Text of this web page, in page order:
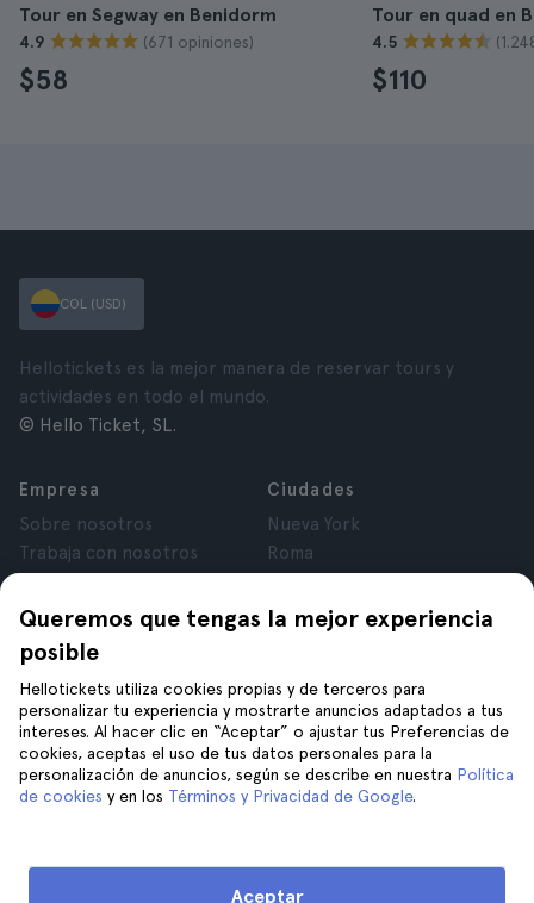
Tour en Segway en Benidorm
4.9 (671 opiniones)
$58
Tour en quad en
4.5
$110
Queremos que tengas la mejor experiencia
posible
Hellotickets utiliza cookies propias y de terceros para
personalizar tu experiencia y mostrarte anuncios adaptados a tus
intereses. Al hacer clic en “Aceptar” o ajustar tus Preferencias de
cookies, aceptas el uso de tus datos personales para la
personalización de anuncios, según se describe en nuestra Política
de cookies y en los Términos y Privacidad de Google.
Aceptar
COL (USD)
Hellotickets es la mejor manera de reservar tours y
actividades en todo el mundo.
© Hello Ticket, SL.
Empresa
Sobre nosotros
Trabaja con nosotros
Opiniones
Privacidad
Términos y Condiciones
Aviso Legal
Cookies
Ciudades
Nueva York
Roma
Londres
Granada
Tenerife
Ayuda
Síguenos en